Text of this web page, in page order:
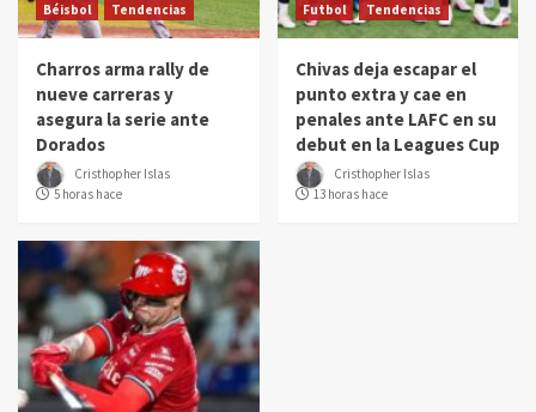
Béisbol Tendencias
Charros arma rally de
nueve carreras y
asegura la serie ante
Dorados
Cristhopher Islas
5 horas hace
Futbol Tendencias
Chivas deja escapar el
punto extra y cae en
penales ante LAFC en su
debut en la Leagues Cup
Cristhopher Islas
13 horas hace